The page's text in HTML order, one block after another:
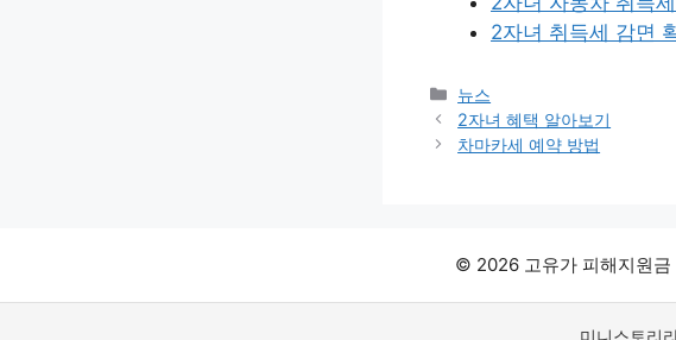
2자녀 취득세 감면
카
테
고
뉴스
2자녀 혜택 알아보기
차마카세 예약 방법
© 2026 고유가 피해지원금
미니스토리